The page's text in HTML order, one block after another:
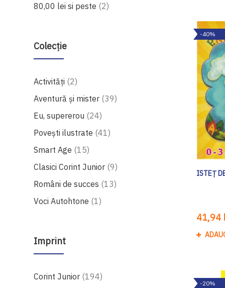
80,00 lei si peste 2produse
Colecție
Activități 2produse
Aventură și mister 39produse
Eu, supererou 24produse
Povești ilustrate 41produse
Smart Age 15produse
Clasici Corint Junior 9produse
Români de succes 13produse
Voci Autohtone 1produs
Imprint
Corint Junior 194produse
-40%
ISTEȚ
41,94
-20%